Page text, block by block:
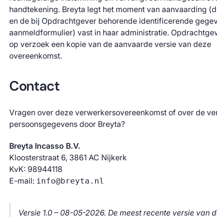
handtekening. Breyta legt het moment van aanvaarding
en de bij Opdrachtgever behorende identificerende
aanmeldformulier) vast in haar administratie.
op verzoek een kopie van de aanvaarde versie van deze
overeenkomst.
Contact
Vragen over deze verwerkersovereenkomst of over de
persoonsgegevens door Breyta?
Breyta Incasso B.V.
Kloosterstraat 6, 3861 AC Nijkerk
KvK: 98944118
E-mail: info@breyta.nl
Versie 1.0 – 08-05-2026. De meest recente versie van